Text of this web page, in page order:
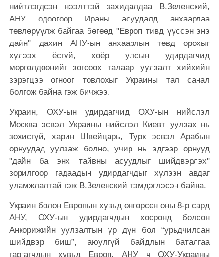
нийтлэгдсэн нээлттэй захидалдаа В.Зеленский,
АНУ одоогоор Ираны асуудалд анхаарлаа
төвлөрүүлж байгаа бөгөөд "Европ тивд үүссэн энэ
дайн" дахин АНУ-ын анхаарлын төвд орохыг
хүлээх ёсгүй, хоёр улсын удирдагчид
мөргөлдөөнийг зогсоох талаар уулзалт хийхийн
зэрэгцээ огноог товлохыг Украины тал санал
болгож байна гэж бичжээ.
Украин, ОХУ-ын удирдагчид ОХУ-ын нийслэл
Москва эсвэл Украины нийслэл Киевт уулзах нь
зохисгүй, харин Швейцарь, Турк эсвэл Арабын
орнуудад уулзаж болно, учир нь эдгээр орнууд
"дайн ба энх тайвны асуудлыг шийдвэрлэх"
зорилгоор гадаадын удирдагчдыг хүлээн авдаг
уламжлалтай гэж В.Зеленский тэмдэглэсэн байна.
Украин болон Европын хувьд өнгөрсөн оны 8-р сард
АНУ, ОХУ-ын удирдагчдын хооронд болсон
Анкорижийн уулзалтын үр дүн бол “урьдчилсан
шийдвэр биш”, аюулгүй байдлын баталгаа
гаргагчдын хувьд Европ, АНУ ч ОХУ-Украины